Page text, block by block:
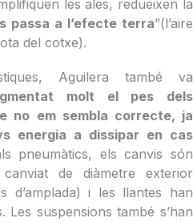
les ales, redueixen la
passa a l’efecte terra”(l’aire
del cotxe).
Aguilera també va
molt el pes dels
no em sembla correcte, ja
energia a dissipar en cas
pneumàtics, els canvis són
de diàmetre exterior
d’amplada) i les llantes han
Les suspensions també s’han